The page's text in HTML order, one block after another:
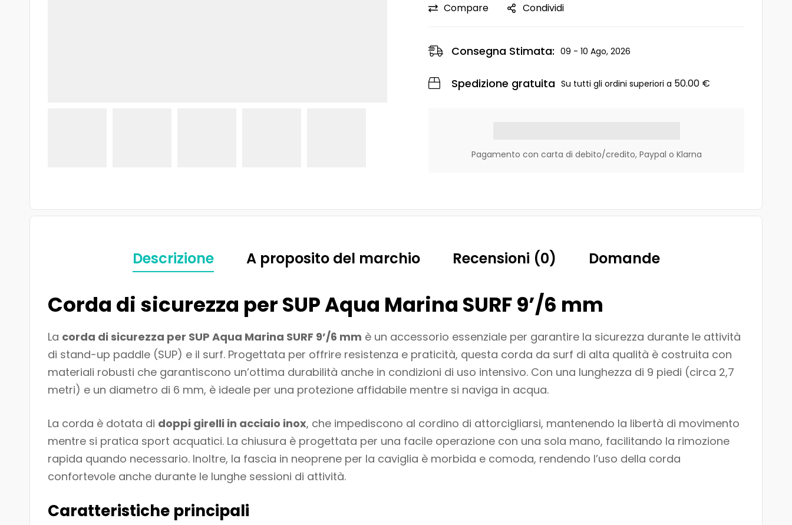
Compare Condividi
Consegna Stimata: 09 - 10 Ago, 2026
Spedizione gratuita Su tutti gli ordini superiori a 50.00 €
Pagamento con carta di debito/credito, Paypal o Klarna
Descrizione A proposito del marchio Recensioni (0) Domande
Corda di sicurezza per SUP Aqua Marina SURF 9’/6 mm
La corda di sicurezza per SUP Aqua Marina SURF 9’/6 mm è un accessorio essenziale per garantire la sicurezza durante le attività
di stand-up paddle (SUP) e il surf. Progettata per offrire resistenza e praticità, questa corda da surf di alta qualità è costruita con
materiali robusti che garantiscono un’ottima durabilità anche in condizioni di uso intensivo. Con una lunghezza di 9 piedi (circa 2,7
metri) e un diametro di 6 mm, è ideale per una protezione affidabile mentre si naviga in acqua.
La corda è dotata di doppi girelli in acciaio inox, che impediscono al cordino di attorcigliarsi, mantenendo la libertà di movimento
mentre si pratica sport acquatici. La chiusura è progettata per una facile operazione con una sola mano, facilitando la rimozione
rapida quando necessario. Inoltre, la fascia in neoprene per la caviglia è morbida e comoda, rendendo l’uso della corda
confortevole anche durante le lunghe sessioni di attività.
Caratteristiche principali